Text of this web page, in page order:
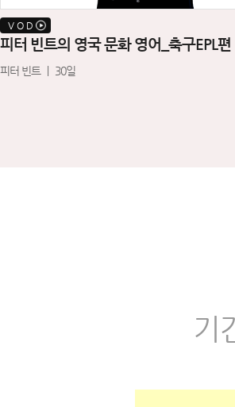
V O D
피터 빈트의 영국 문화 영어_축구EPL편
피터 빈트 ㅣ 30일
기